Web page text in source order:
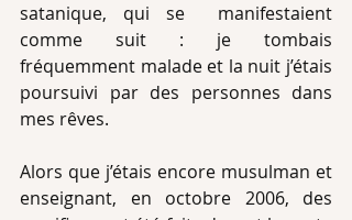
satanique, qui se  manifestaient
comme suit : je tombais
fréquemment malade et la nuit j’étais
poursuivi par des personnes dans
mes rêves.
Alors que j’étais encore musulman et
enseignant, en octobre 2006, des